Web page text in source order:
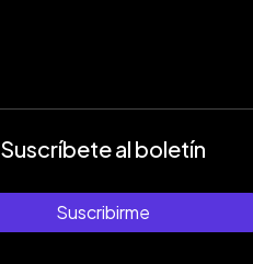
Suscríbete al boletín
Suscribirme